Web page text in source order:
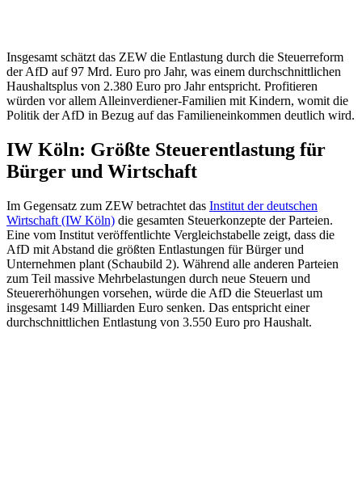
Insgesamt schätzt das ZEW die Entlastung durch die Steuerreform
der AfD auf 97 Mrd. Euro pro Jahr, was einem durchschnittlichen
Haushaltsplus von 2.380 Euro pro Jahr entspricht. Profitieren
würden vor allem Alleinverdiener-Familien mit Kindern, womit die
Politik der AfD in Bezug auf das Familieneinkommen deutlich wird.
IW Köln: Größte Steuerentlastung für
Bürger und Wirtschaft
Im Gegensatz zum ZEW betrachtet das Institut der deutschen
Wirtschaft (IW Köln) die gesamten Steuerkonzepte der Parteien.
Eine vom Institut veröffentlichte Vergleichstabelle zeigt, dass die
AfD mit Abstand die größten Entlastungen für Bürger und
Unternehmen plant (Schaubild 2). Während alle anderen Parteien
zum Teil massive Mehrbelastungen durch neue Steuern und
Steuererhöhungen vorsehen, würde die AfD die Steuerlast um
insgesamt 149 Milliarden Euro senken. Das entspricht einer
durchschnittlichen Entlastung von 3.550 Euro pro Haushalt.